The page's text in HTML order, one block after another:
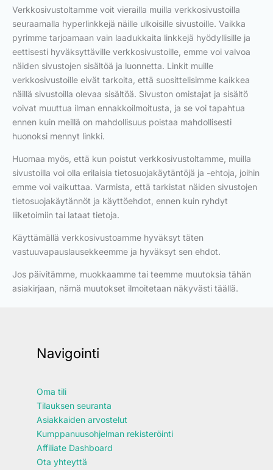
Verkkosivustoltamme voit vierailla muilla verkkosivustoilla
seuraamalla hyperlinkkejä näille ulkoisille sivustoille. Vaikka
pyrimme tarjoamaan vain laadukkaita linkkejä hyödyllisille ja
eettisesti hyväksyttäville verkkosivustoille, emme voi valvoa
näiden sivustojen sisältöä ja luonnetta. Linkit muille
verkkosivustoille eivät tarkoita, että suosittelisimme kaikkea
näillä sivustoilla olevaa sisältöä. Sivuston omistajat ja sisältö
voivat muuttua ilman ennakkoilmoitusta, ja se voi tapahtua
ennen kuin meillä on mahdollisuus poistaa mahdollisesti
huonoksi mennyt linkki.
Huomaa myös, että kun poistut verkkosivustoltamme, muilla
sivustoilla voi olla erilaisia tietosuojakäytäntöjä ja -ehtoja, joihin
emme voi vaikuttaa. Varmista, että tarkistat näiden sivustojen
tietosuojakäytännöt ja käyttöehdot, ennen kuin ryhdyt
liiketoimiin tai lataat tietoja.
Käyttämällä verkkosivustoamme hyväksyt täten
vastuuvapauslausekkeemme ja hyväksyt sen ehdot.
Jos päivitämme, muokkaamme tai teemme muutoksia tähän
asiakirjaan, nämä muutokset ilmoitetaan näkyvästi täällä.
Navigointi
Oma tili
Tilauksen seuranta
Asiakkaiden arvostelut
Kumppanuusohjelman rekisteröinti
Affiliate Dashboard
Ota yhteyttä